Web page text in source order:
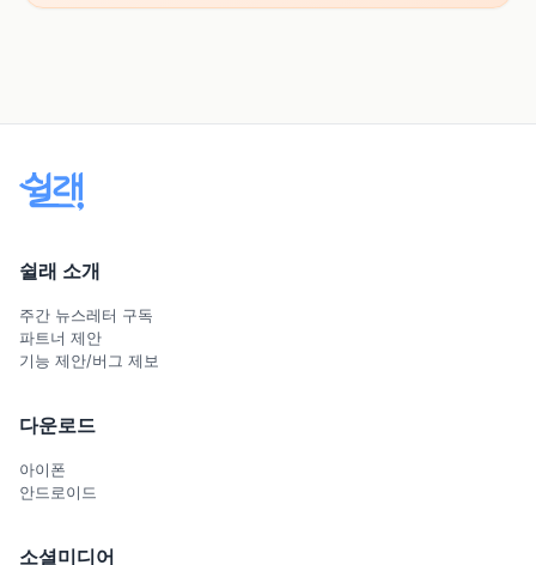
쉴래 소개
주간 뉴스레터 구독
파트너 제안
기능 제안/버그 제보
다운로드
아이폰
안드로이드
소셜미디어